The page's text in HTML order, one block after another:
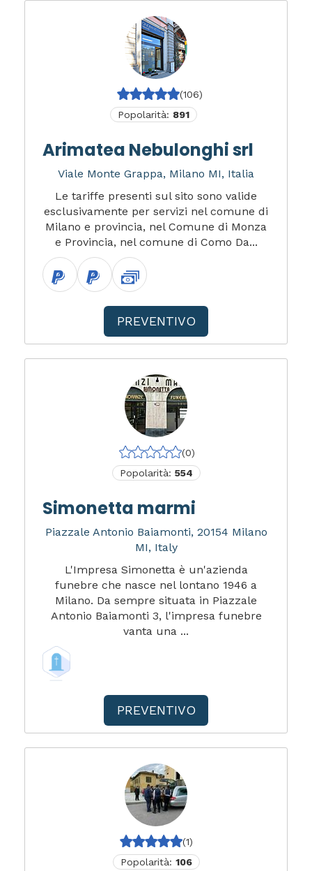
(106)
Popolarità: 891
Arimatea Nebulonghi srl
Viale Monte Grappa, Milano MI, Italia
Le tariffe presenti sul sito sono valide
esclusivamente per servizi nel comune di
Milano e provincia, nel Comune di Monza
e Provincia, nel comune di Como Da...
PREVENTIVO
(0)
Popolarità: 554
Simonetta marmi
Piazzale Antonio Baiamonti, 20154 Milano
MI, Italy
L'Impresa Simonetta è un'azienda
funebre che nasce nel lontano 1946 a
Milano. Da sempre situata in Piazzale
Antonio Baiamonti 3, l'impresa funebre
vanta una ...
PREVENTIVO
(1)
Popolarità: 106